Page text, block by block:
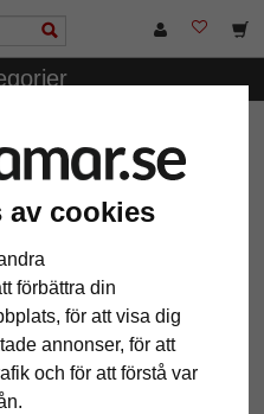
av cookies
förbättra din
för att visa dig
annonser, för att
och för att förstå var
efter mått